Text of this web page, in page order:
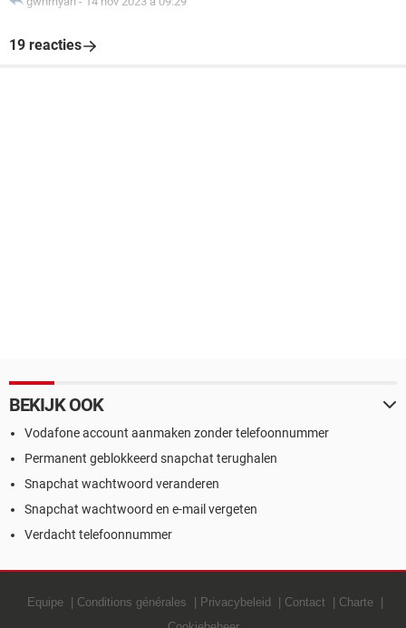
19 reacties
BEKIJK OOK
Vodafone account aanmaken zonder telefoonnummer
Permanent geblokkeerd snapchat terughalen
Snapchat wachtwoord veranderen
Snapchat wachtwoord en e-mail vergeten
Verdacht telefoonnummer
Equipe Conditions générales Privacybeleid Contact
Charte